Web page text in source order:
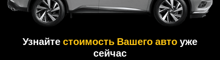
Узнайтестоимость Вашего автоуже
сейчас